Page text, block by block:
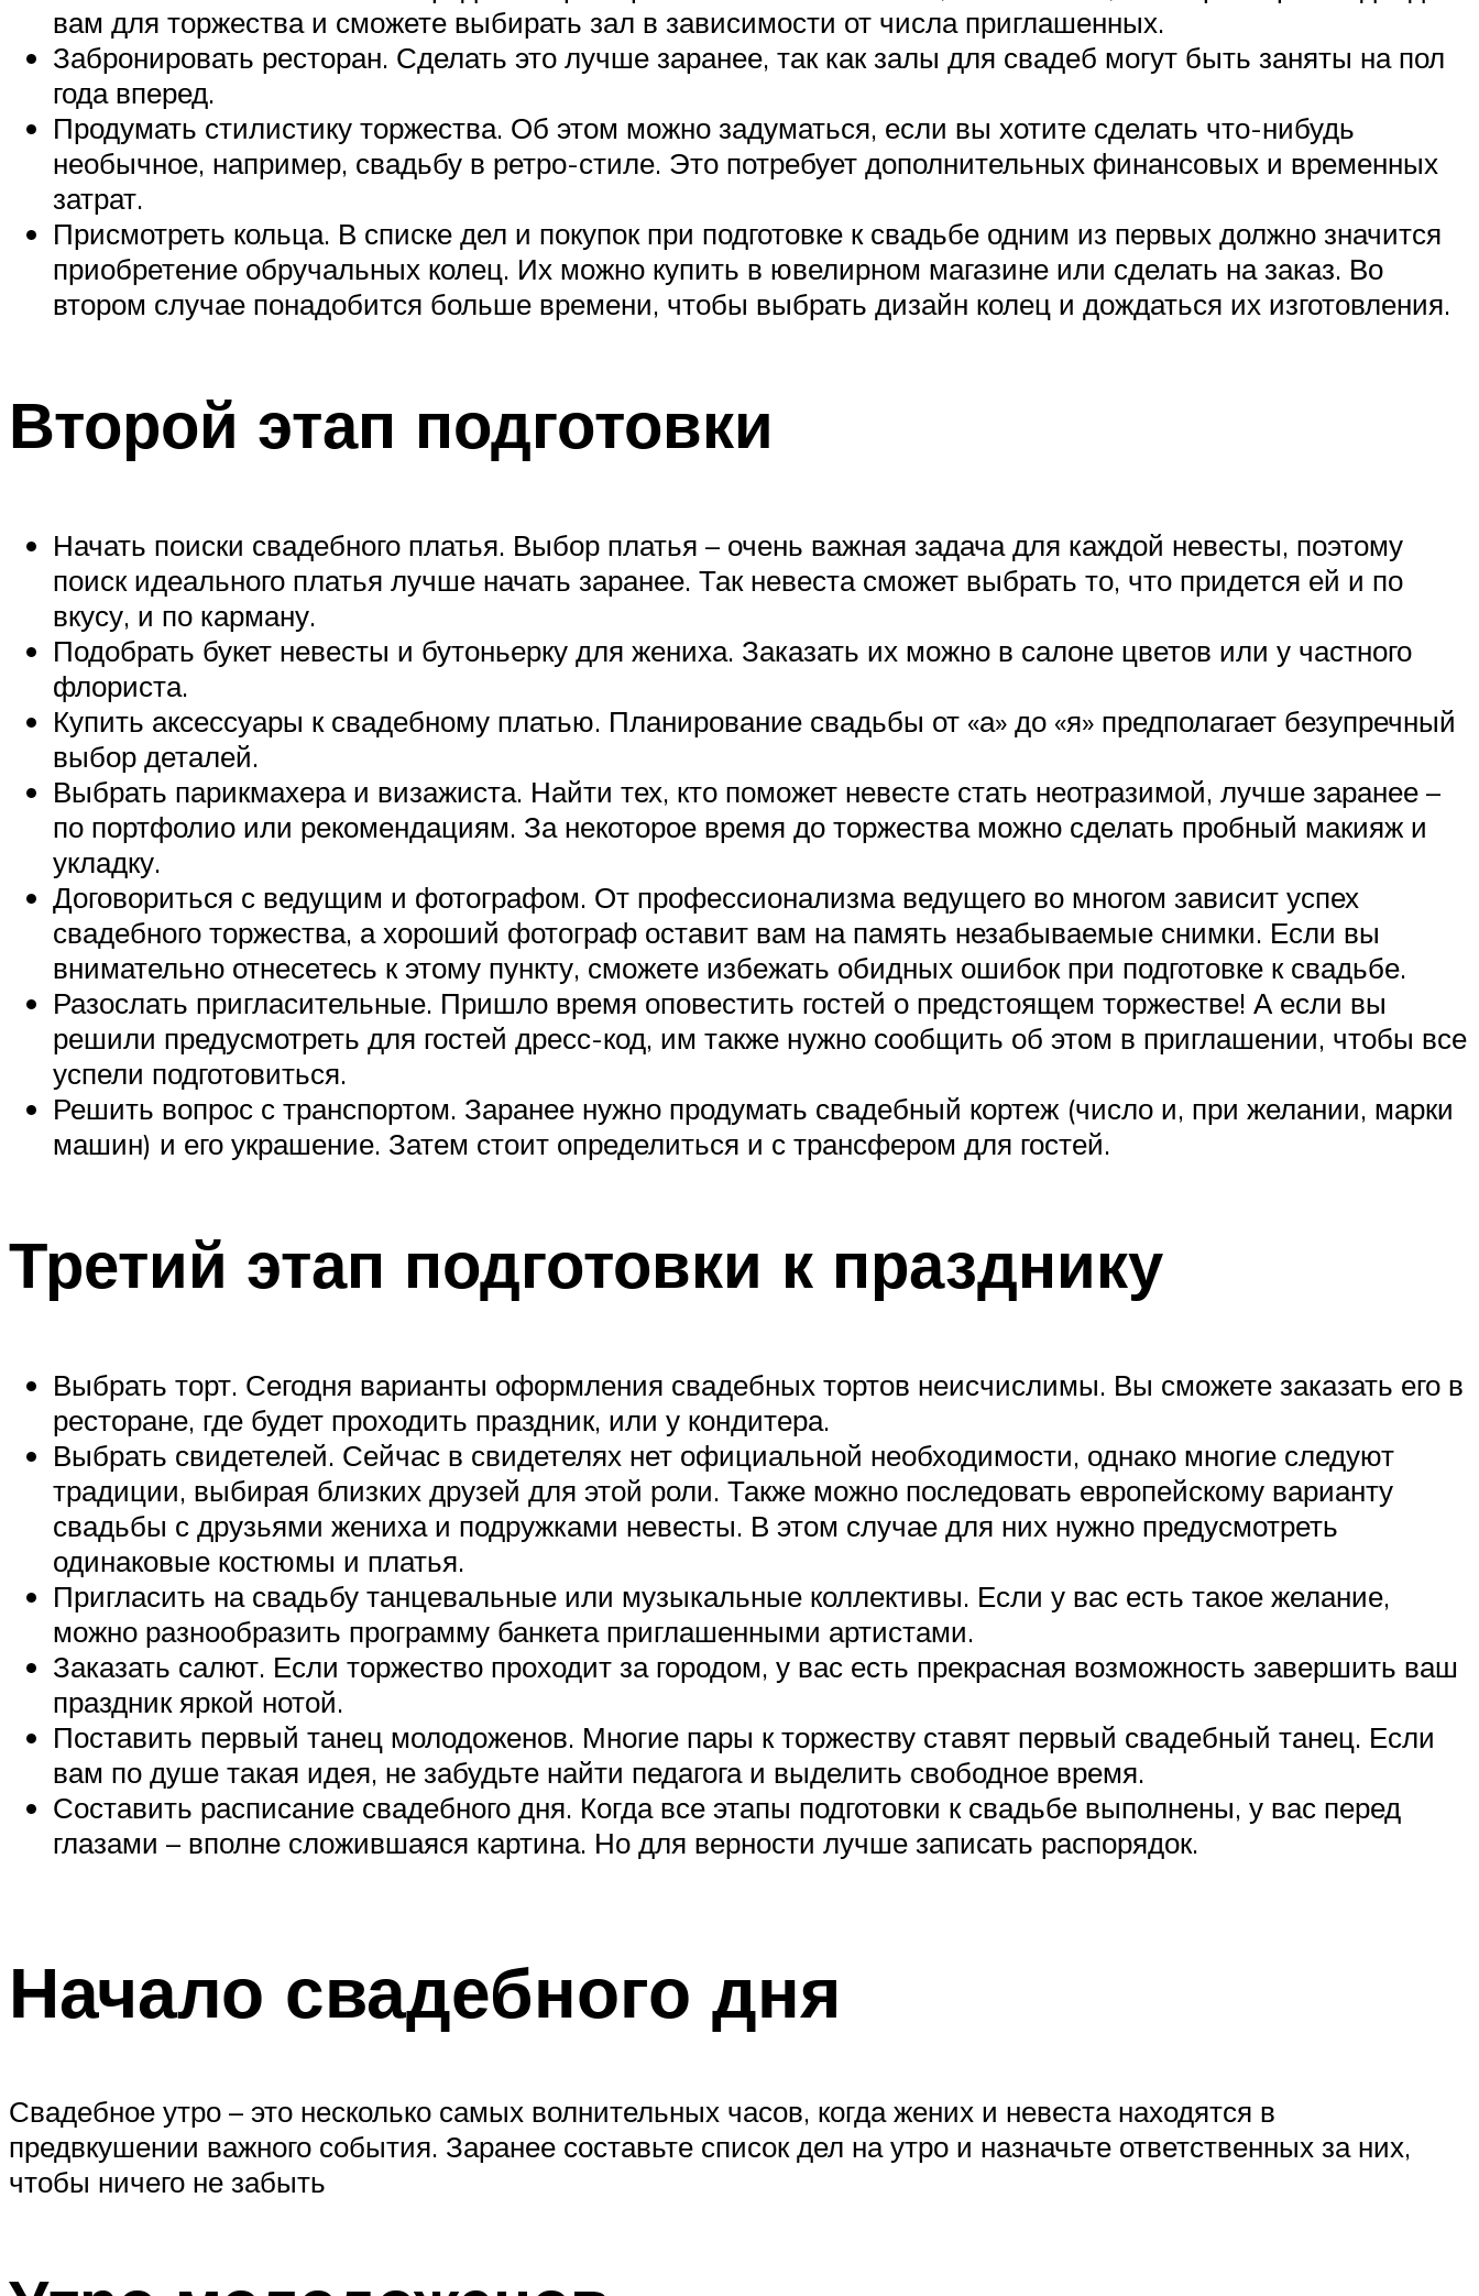
вам для торжества и сможете выбирать зал в зависимости от числа приглашенных.
Забронировать ресторан. Сделать это лучше заранее, так как залы для свадеб могут быть заняты на пол
года вперед.
Продумать стилистику торжества. Об этом можно задуматься, если вы хотите сделать что-нибудь
необычное, например, свадьбу в ретро-стиле. Это потребует дополнительных финансовых и временных
затрат.
Присмотреть кольца. В списке дел и покупок при подготовке к свадьбе одним из первых должно значится
приобретение обручальных колец. Их можно купить в ювелирном магазине или сделать на заказ. Во
втором случае понадобится больше времени, чтобы выбрать дизайн колец и дождаться их изготовления.
Второй этап подготовки
Начать поиски свадебного платья. Выбор платья – очень важная задача для каждой невесты, поэтому
поиск идеального платья лучше начать заранее. Так невеста сможет выбрать то, что придется ей и по
вкусу, и по карману.
Подобрать букет невесты и бутоньерку для жениха. Заказать их можно в салоне цветов или у частного
флориста.
Купить аксессуары к свадебному платью. Планирование свадьбы от «а» до «я» предполагает безупречный
выбор деталей.
Выбрать парикмахера и визажиста. Найти тех, кто поможет невесте стать неотразимой, лучше заранее –
по портфолио или рекомендациям. За некоторое время до торжества можно сделать пробный макияж и
укладку.
Договориться с ведущим и фотографом. От профессионализма ведущего во многом зависит успех
свадебного торжества, а хороший фотограф оставит вам на память незабываемые снимки. Если вы
внимательно отнесетесь к этому пункту, сможете избежать обидных ошибок при подготовке к свадьбе.
Разослать пригласительные. Пришло время оповестить гостей о предстоящем торжестве! А если вы
решили предусмотреть для гостей дресс-код, им также нужно сообщить об этом в приглашении, чтобы все
успели подготовиться.
Решить вопрос с транспортом. Заранее нужно продумать свадебный кортеж (число и, при желании, марки
машин) и его украшение. Затем стоит определиться и с трансфером для гостей.
Третий этап подготовки к празднику
Выбрать торт. Сегодня варианты оформления свадебных тортов неисчислимы. Вы сможете заказать его в
ресторане, где будет проходить праздник, или у кондитера.
Выбрать свидетелей. Сейчас в свидетелях нет официальной необходимости, однако многие следуют
традиции, выбирая близких друзей для этой роли. Также можно последовать европейскому варианту
свадьбы с друзьями жениха и подружками невесты. В этом случае для них нужно предусмотреть
одинаковые костюмы и платья.
Пригласить на свадьбу танцевальные или музыкальные коллективы. Если у вас есть такое желание,
можно разнообразить программу банкета приглашенными артистами.
Заказать салют. Если торжество проходит за городом, у вас есть прекрасная возможность завершить ваш
праздник яркой нотой.
Поставить первый танец молодоженов. Многие пары к торжеству ставят первый свадебный танец. Если
вам по душе такая идея, не забудьте найти педагога и выделить свободное время.
Составить расписание свадебного дня. Когда все этапы подготовки к свадьбе выполнены, у вас перед
глазами – вполне сложившаяся картина. Но для верности лучше записать распорядок.
Начало свадебного дня
Свадебное утро – это несколько самых волнительных часов, когда жених и невеста находятся в
предвкушении важного события. Заранее составьте список дел на утро и назначьте ответственных за них,
чтобы ничего не забыть